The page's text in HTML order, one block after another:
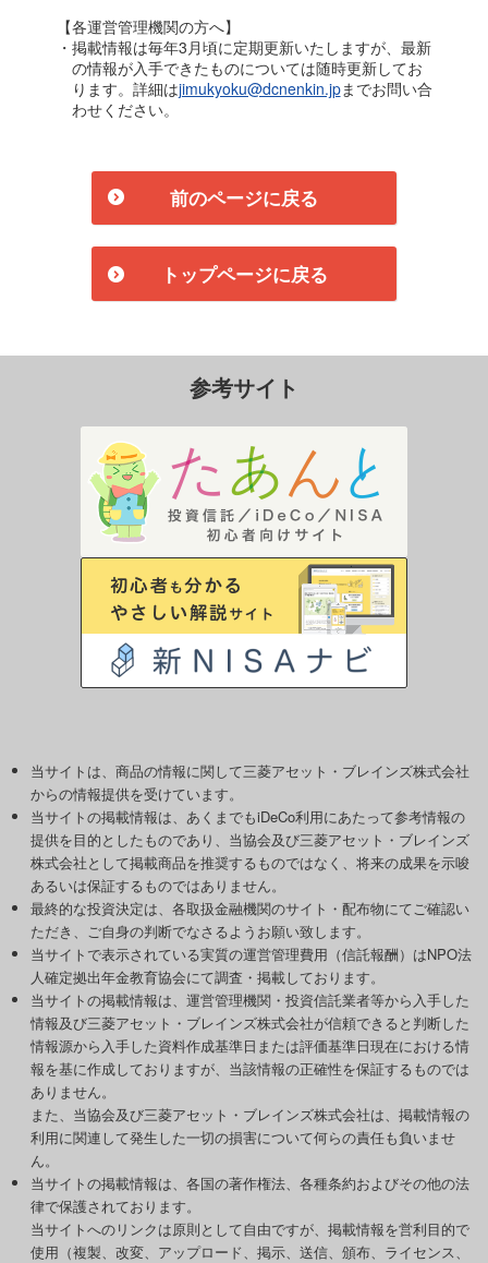
【各運営管理機関の方へ】
・掲載情報は毎年3月頃に定期更新いたしますが、最新
の情報が入手できたものについては随時更新してお
ります。詳細はjimukyoku@dcnenkin.jpまでお問い合
わせください。
前のページに戻る
トップページに戻る
参考サイト
当サイトは、商品の情報に関して三菱アセット・ブレインズ株式会社
からの情報提供を受けています。
当サイトの掲載情報は、あくまでもiDeCo利用にあたって参考情報の
提供を目的としたものであり、当協会及び三菱アセット・ブレインズ
株式会社として掲載商品を推奨するものではなく、将来の成果を示唆
あるいは保証するものではありません。
最終的な投資決定は、各取扱金融機関のサイト・配布物にてご確認い
ただき、ご自身の判断でなさるようお願い致します。
当サイトで表示されている実質の運営管理費用（信託報酬）はNPO法
人確定拠出年金教育協会にて調査・掲載しております。
当サイトの掲載情報は、運営管理機関・投資信託業者等から入手した
情報及び三菱アセット・ブレインズ株式会社が信頼できると判断した
情報源から入手した資料作成基準日または評価基準日現在における情
報を基に作成しておりますが、当該情報の正確性を保証するものでは
ありません。
また、当協会及び三菱アセット・ブレインズ株式会社は、掲載情報の
利用に関連して発生した一切の損害について何らの責任も負いませ
ん。
当サイトの掲載情報は、各国の著作権法、各種条約およびその他の法
律で保護されております。
当サイトへのリンクは原則として自由ですが、掲載情報を営利目的で
使用（複製、改変、アップロード、掲示、送信、頒布、ライセンス、